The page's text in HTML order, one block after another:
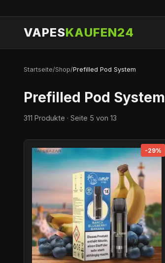
VAPESKAUFEN24
Startseite/Shop/Prefilled Pod System
Prefilled Pod System
311 Produkte · Seite 5 von 13
-29%